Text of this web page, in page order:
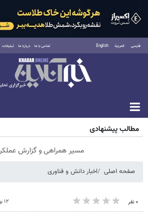
فارسی العربية English تماس با ما درباره ما تبلیغات
پنجشنبه ۱۵ مرداد ۱۴۰۵
مطالب پیشنهادی
مسیر همراهی و گزارش عملکرد
صفحه اصلی اخبار دانش و فناوری
۰ نفر ۱۲ بهمن ۱۳۸۸ - ۱۱:۱۹